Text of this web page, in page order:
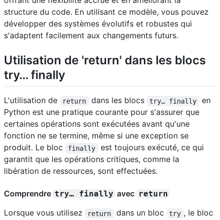
structure du code. En utilisant ce modèle, vous pouvez
développer des systèmes évolutifs et robustes qui
s'adaptent facilement aux changements futurs.
Utilisation de 'return' dans les blocs
try… finally
L'utilisation de return dans les blocs try… finally
en
Python est une pratique courante pour s'assurer que
certaines opérations sont exécutées avant qu'une
fonction ne se termine, même si une exception se
produit. Le bloc
finally
est toujours exécuté, ce qui
garantit que les opérations critiques, comme la
libération de ressources, sont effectuées.
Comprendre try… finally avec return
Lorsque vous utilisez return dans un bloc try , le bloc